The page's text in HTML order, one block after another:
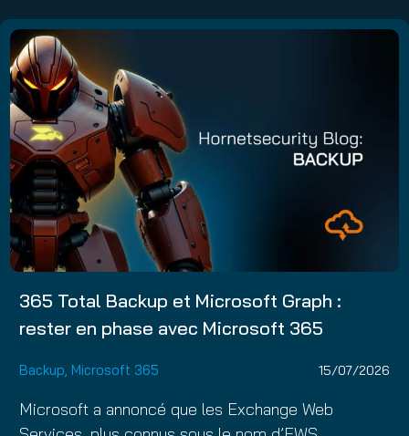
365 Total Backup et Microsoft Graph :
rester en phase avec Microsoft 365
Backup, Microsoft 365 15/07/2026
Microsoft a annoncé que les Exchange Web